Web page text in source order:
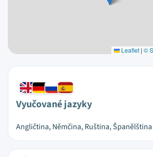
Leaflet | ©
Vyučované jazyky
Angličtina, Němčina, Ruština, Španělština